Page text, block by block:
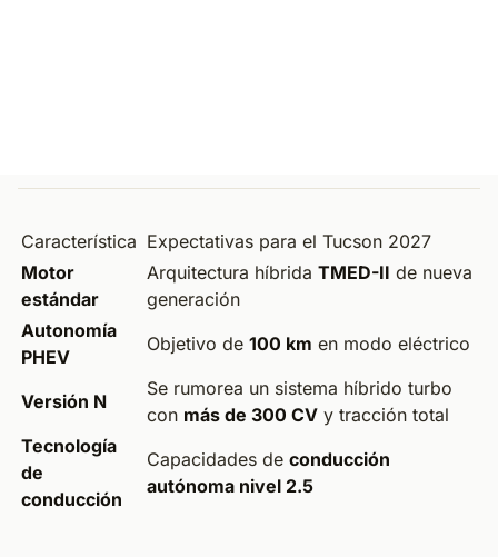
Característica Expectativas para el Tucson 2027
Motor
estándar
Arquitectura híbrida TMED-II de nueva
generación
Autonomía
PHEV
Objetivo de 100 km en modo eléctrico
Versión N
Se rumorea un sistema híbrido turbo
con más de 300 CV y tracción total
Tecnología
de
conducción
Capacidades de conducción
autónoma nivel 2.5